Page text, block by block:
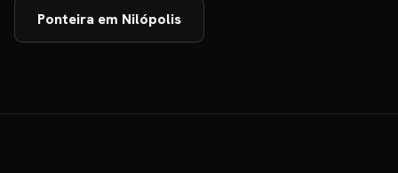
Ponteira em Nilópolis